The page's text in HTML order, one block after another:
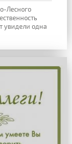
Лесного
увидели одна